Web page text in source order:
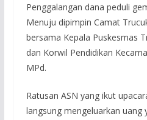
Penggalangan dana peduli
Menuju dipimpin Camat
bersama Kepala Puskesmas
dan Korwil Pendidikan
MPd.
Ratusan ASN yang ikut
langsung mengeluarkan uang